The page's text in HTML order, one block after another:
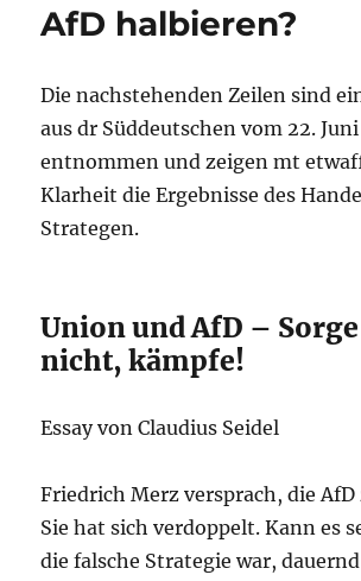
AfD halbieren?
Die nachstehenden Zeilen sind
aus dr Süddeutschen vom 22.
entnommen und zeigen mt
Klarheit die Ergebnisse des
Strategen.
Union und AfD –
nicht, kämpfe!
Essay von Claudius Seidel
Friedrich Merz versprach, die
Sie hat sich verdoppelt. Kann es
die falsche Strategie war,